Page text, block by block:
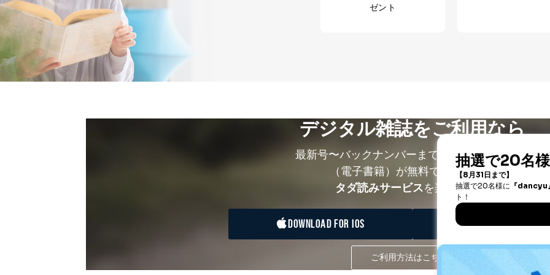
ゼント
デジタル雑誌をご利用なら
最新号〜バックナンバーまで7000冊以上の雑誌
（電子書籍）が無料で読み放題！
タダ読みサービスを楽しもう！
DOWNLOAD FOR IOS DOWNLOAD FOR
ご利用方法はこちら